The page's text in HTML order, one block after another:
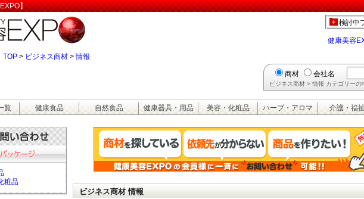
】
検討中
健康美容
TOP > ビジネス商材 >情報
商材 会社名
ビジネス商材 > 情報 カテゴリーの
覧 健康食品 自然食品 健康器具・用品 美容・化粧品 ハーブ・アロマ 介護・福
ビジネス商材 情報
粧品